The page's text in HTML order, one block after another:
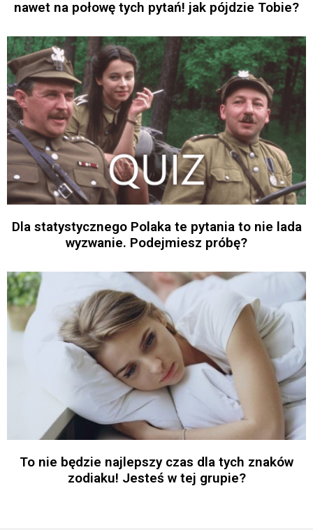
nawet na połowę tych pytań! jak pójdzie Tobie?
Dla statystycznego Polaka te pytania to nie lada
wyzwanie. Podejmiesz próbę?
To nie będzie najlepszy czas dla tych znaków
zodiaku! Jesteś w tej grupie?